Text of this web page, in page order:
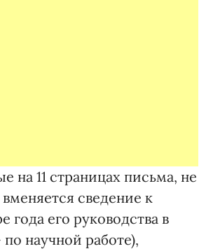
на 11 страницах письма, не
сведение к
его руководства в
научной работе),